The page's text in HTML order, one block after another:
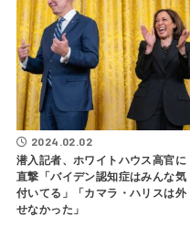
2024.02.02
潜入記者、ホワイトハウス高官に
直撃「バイデン認知症はみんな気
付いてる」「カマラ・ハリスは外
せなかった」